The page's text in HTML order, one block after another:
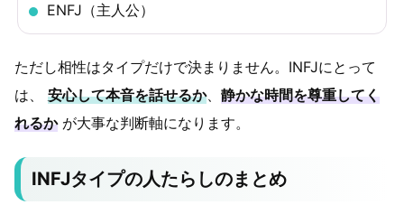
ENFJ（主人公）
ただし相性はタイプだけで決まりません。INFJにとって
は、 安心して本音を話せるか、 静かな時間を尊重してく
れるかが大事な判断軸になります。
INFJタイプの人たらしのまとめ